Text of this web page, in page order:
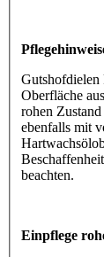
Gutshofdielen
Oberfläche
rohen
ebenfalls mit
beachten.
Einpflege